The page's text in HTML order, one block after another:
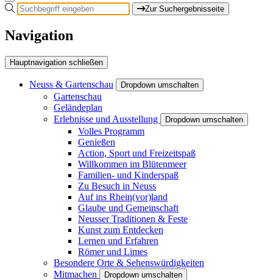
Zur Suchergebnisseite
Navigation
Hauptnavigation schließen
Neuss & Gartenschau Dropdown umschalten
Gartenschau
Geländeplan
Erlebnisse und Ausstellung
Dropdown umschalten
Volles Programm
Genießen
Action, Sport und Freizeitspaß
Willkommen im Blütenmeer
Familien- und Kinderspaß
Zu Besuch in Neuss
Auf ins Rhein(vor)land
Glaube und Gemeinschaft
Neusser Traditionen & Feste
Kunst zum Entdecken
Lernen und Erfahren
Römer und Limes
Besondere Orte & Sehenswürdigkeiten
Mitmachen
Dropdown umschalten